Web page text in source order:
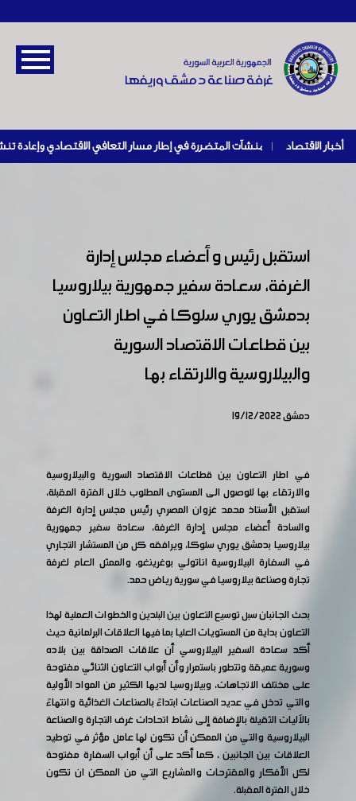
أخبار الاقتصاد |
استقبل رئيس و أعضاء مجلس إدارة
الغرفة، سعادة سفير جمهورية بيلاروسيا
بدمشق يوري سلوكا في اطار التعاون
بين قطاعات الاقتصاد السورية
والبيلاروسية والارتقاء بها
دمشق 19/12/2022
في اطار التعاون بين قطاعات الاقتصاد السورية والبيلاروسية
والارتقاء بها للوصول الى المستوى المطلوب خلال الفترة المقبلة،
استقبل الأستاذ محمد غزوان المصري رئيس مجلس إدارة الغرفة
والسادة أعضاء مجلس إدارة الغرفة، سعادة سفير جمهورية
بيلاروسيا بدمشق يوري سلوكا، ويرافقه كل من المستشار التجاري
في السفارة البيلاروسية اناتولي بوغرينغو، والممثل العام لغرفة
تجارة وصناعة بيلاروسيا في سورية رياض حمد.
بحث الجانبان سبل توسيع التعاون بين البلدين والخطوات العملية لهذا
التعاون بداية من المستويات العليا بما فيها العلاقات البرلمانية حيث
أكد سعادة السفير البيلاروسي أن علاقات الصداقة بين بلاده
وسورية عميقة وتتطور باستمرار وأن أبواب التعاون الثنائي مفتوحة
على مختلف الاتجاهات، وبيلاروسيا لديها الكثير من المواد الأولية
والتي تدخل في عديد الصناعات ابتداءً بالصناعات الغذائية وانتهاءً
بالآليات الثقيلة بالإضافة إلى نشاط اتحادات غرف التجارة والصناعة
البيلاروسية والتي من الممكن أن تكون لها عامل مؤثر في توطيد
العلاقات بين الجانبين ، كما أكد على أن أبواب السفارة مفتوحة
لكل الأفكار والمقترحات والمشاريع التي من الممكن ان تكون
خلال الفترة المقبلة.